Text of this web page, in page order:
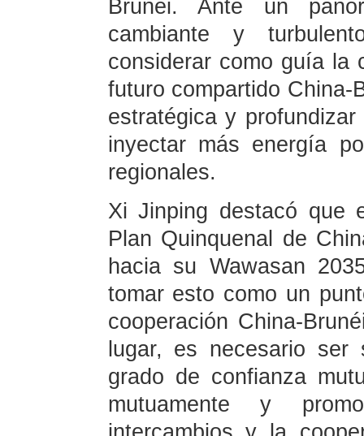
Brunéi. Ante un
cambiante y
considerar como guía la
futuro compartido China-
estratégica y
inyectar más energía
regionales.
Xi Jinping destacó que
Plan Quinquenal de
hacia su Wawasan
tomar esto como un
cooperación China-
lugar, es necesario
grado de confianza
mutuamente y